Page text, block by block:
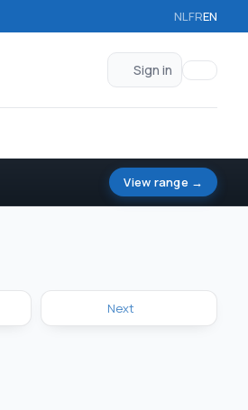
NLFREN
Sign in
View range →
Next